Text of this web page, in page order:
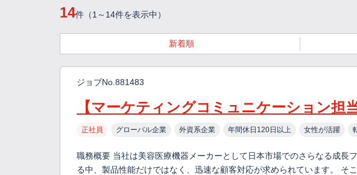
14件（1～14件を表示中）
新着順
ジョブNo.881483
【マーケティングコミュニケーション担当
正社員 グローバル企業 外資系企業 年間休日120日以上 女性が活躍
職務概要 当社は美容医療機器メーカーとして日本市場でのさらなる成長
る中、製品性能だけではなく、迅速な顧客対応が求められています。 そ